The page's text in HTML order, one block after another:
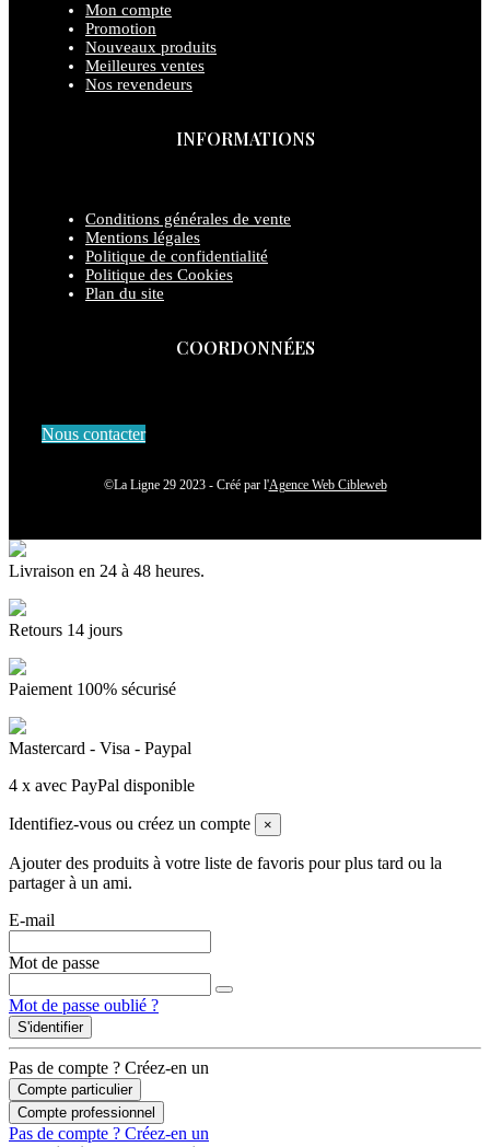
Mon compte
Promotion
Nouveaux produits
Meilleures ventes
Nos revendeurs
INFORMATIONS
Conditions générales de vente
Mentions légales
Politique de confidentialité
Politique des Cookies
Plan du site
COORDONNÉES
Nous contacter
©La Ligne 29 2023 - Créé par l'Agence Web Cibleweb
Livraison en 24 à 48 heures.
Retours 14 jours
Paiement 100% sécurisé
Mastercard - Visa - Paypal
4 x avec PayPal disponible
Identifiez-vous ou créez un compte ×
Ajouter des produits à votre liste de favoris pour plus tard ou la
partager à un ami.
E-mail
Mot de passe
Mot de passe oublié ?
S'identifier
Pas de compte ? Créez-en un
Compte particulier
Compte professionnel
Pas de compte ? Créez-en un